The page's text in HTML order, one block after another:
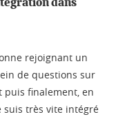
dans
rejoignant un
de questions sur
puis finalement, en
suis très vite intégré